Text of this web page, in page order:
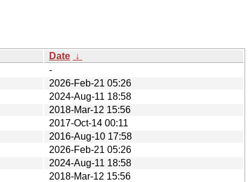
Date ↓
-
2026-Feb-21 05:26
2024-Aug-11 18:58
2018-Mar-12 15:56
2017-Oct-14 00:11
2016-Aug-10 17:58
2026-Feb-21 05:26
2024-Aug-11 18:58
2018-Mar-12 15:56